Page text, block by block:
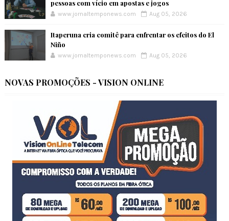
pessoas com vício em apostas e jogos
www.jornaltemponews.com Aug 05, 2026
Itaperuna cria comitê para enfrentar os efeitos do El
Niño
www.jornaltemponews.com Aug 05, 2026
NOVAS PROMOÇÕES - VISION ONLINE